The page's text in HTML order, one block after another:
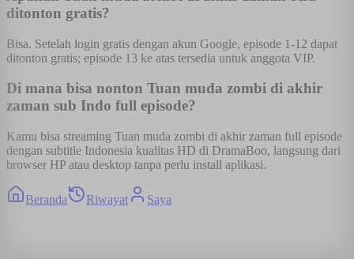
ditonton gratis?
Bisa. Setelah login gratis dengan akun Google, episode 1-12 dapat
ditonton gratis; episode 13 ke atas tersedia untuk anggota VIP.
Di mana bisa nonton Tuan muda zombi di akhir
zaman sub Indo full episode?
Kamu bisa streaming Tuan muda zombi di akhir zaman full episode
dengan subtitle Indonesia kualitas HD di DramaBoo, langsung dari
browser HP atau desktop tanpa perlu install aplikasi.
Beranda Riwayat Saya